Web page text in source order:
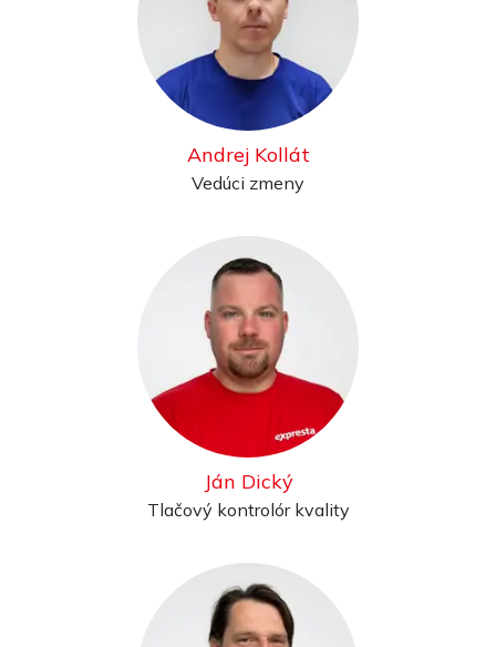
Andrej Kollát
Vedúci zmeny
Ján Dický
Tlačový kontrolór kvality